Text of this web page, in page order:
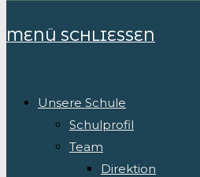
MENÜ SCHLIESSEN
Unsere Schule
Schulprofil
Team
Direktion